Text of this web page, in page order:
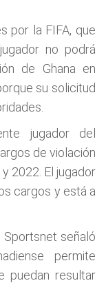
por la FIFA, que
no podrá
de Ghana en
su solicitud
jugador del
de violación
2022. El jugador
cargos y está a
Sportsnet señaló
permite
puedan resultar